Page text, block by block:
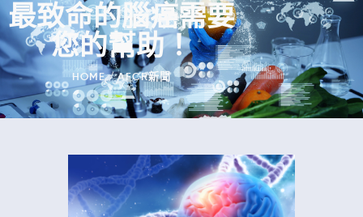
最致命的腦癌需要
您的幫助！
HOME AFCR新聞
新聞
捐款支持
現在捐贈